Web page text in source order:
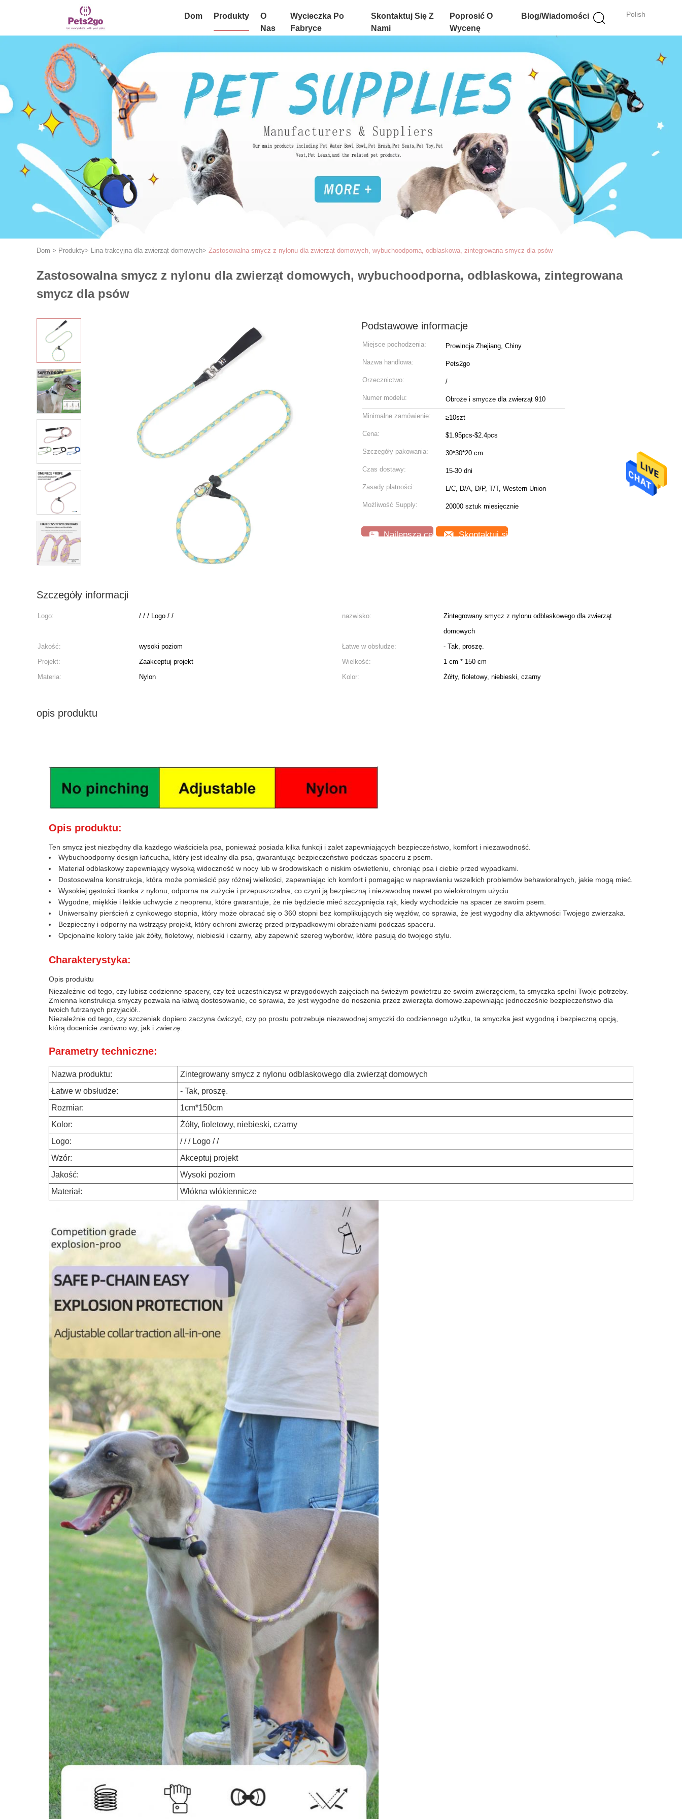
Polish
Dom Produkty
O
Nas
Wycieczka Po
Fabryce
Skontaktuj Się Z
Nami
Poprosić O
Wycenę
Blog/Wiadomości
Dom > Produkty> Lina trakcyjna dla zwierząt domowych> Zastosowalna smycz z nylonu dla zwierząt domowych, wybuchoodporna, odblaskowa, zintegrowana smycz dla psów
Zastosowalna smycz z nylonu dla zwierząt domowych, wybuchoodporna, odblaskowa, zintegrowana
smycz dla psów
Podstawowe informacje
Miejsce pochodzenia: Prowincja Zhejiang, Chiny
Nazwa handlowa: Pets2go
Orzecznictwo: /
Numer modelu: Obroże i smycze dla zwierząt 910
Minimalne zamówienie: ≥10szt
Cena: $1.95pcs-$2.4pcs
Szczegóły pakowania: 30*30*20 cm
Czas dostawy: 15-30 dni
Zasady płatności: L/C, D/A, D/P, T/T, Western Union
Możliwość Supply: 20000 sztuk miesięcznie
Najlepsza cena Skontaktuj się teraz
Szczegóły informacji
Logo: / / / Logo / / nazwisko:
Zintegrowany smycz z nylonu odblaskowego dla zwierząt
domowych
Jakość:
wysoki poziom Łatwe w obsłudze:
- Tak, proszę.
Projekt:
Zaakceptuj projekt Wielkość:
1 cm * 150 cm
Materia:
Nylon Kolor: Żółty, fioletowy, niebieski, czarny
opis produktu
Opis produktu:
Ten smycz jest niezbędny dla każdego właściciela psa, ponieważ posiada kilka funkcji i zalet zapewniających bezpieczeństwo, komfort i niezawodność.
Wybuchoodporny design łańcucha, który jest idealny dla psa, gwarantując bezpieczeństwo podczas spaceru z psem.
Materiał odblaskowy zapewniający wysoką widoczność w nocy lub w środowiskach o niskim oświetleniu, chroniąc psa i ciebie przed wypadkami.
Dostosowalna konstrukcja, która może pomieścić psy różnej wielkości, zapewniając ich komfort i pomagając w naprawianiu wszelkich problemów behawioralnych, jakie mogą mieć.
Wysokiej gęstości tkanka z nylonu, odporna na zużycie i przepuszczalna, co czyni ją bezpieczną i niezawodną nawet po wielokrotnym użyciu.
Wygodne, miękkie i lekkie uchwycie z neoprenu, które gwarantuje, że nie będziecie mieć szczypnięcia rąk, kiedy wychodzicie na spacer ze swoim psem.
Uniwersalny pierścień z cynkowego stopnia, który może obracać się o 360 stopni bez komplikujących się węzłów, co sprawia, że jest wygodny dla aktywności Twojego zwierzaka.
Bezpieczny i odporny na wstrząsy projekt, który ochroni zwierzę przed przypadkowymi obrażeniami podczas spaceru.
Opcjonalne kolory takie jak żółty, fioletowy, niebieski i czarny, aby zapewnić szereg wyborów, które pasują do twojego stylu.
Charakterystyka:
Opis produktu
Niezależnie od tego, czy lubisz codzienne spacery, czy też uczestniczysz w przygodowych zajęciach na świeżym powietrzu ze swoim zwierzęciem, ta smyczka spełni Twoje potrzeby.
Zmienna konstrukcja smyczy pozwala na łatwą dostosowanie, co sprawia, że jest wygodne do noszenia przez zwierzęta domowe.zapewniając jednocześnie bezpieczeństwo dla
twoich futrzanych przyjaciół..
Niezależnie od tego, czy szczeniak dopiero zaczyna ćwiczyć, czy po prostu potrzebuje niezawodnej smyczki do codziennego użytku, ta smyczka jest wygodną i bezpieczną opcją,
którą docenicie zarówno wy, jak i zwierzę.
Parametry techniczne:
Nazwa produktu:
Zintegrowany smycz z nylonu odblaskowego dla zwierząt domowych
Łatwe w obsłudze:
- Tak, proszę.
Rozmiar:
1cm*150cm
Kolor:
Żółty, fioletowy, niebieski, czarny
Logo:
/ / / Logo / /
Wzór:
Akceptuj projekt
Jakość:
Wysoki poziom
Materiał:
Włókna włókiennicze